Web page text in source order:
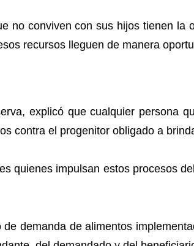
no conviven con sus hijos tienen la
recursos lleguen de manera
explicó que cualquier persona
contra el progenitor obligado a
quienes impulsan estos procesos
demanda de alimentos